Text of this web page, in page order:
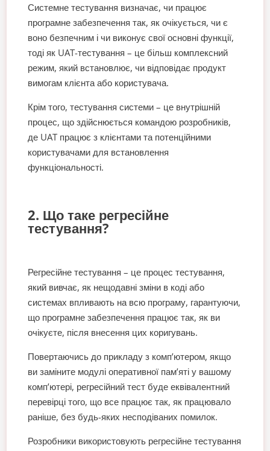
Системне тестування визначає, чи працює
програмне забезпечення так, як очікується, чи є
воно безпечним і чи виконує свої основні функції,
тоді як UAT-тестування – це більш комплексний
режим, який встановлює, чи відповідає продукт
вимогам клієнта або користувача.
Крім того, тестування системи – це внутрішній
процес, що здійснюється командою розробників,
де UAT працює з клієнтами та потенційними
користувачами для встановлення
функціональності.
2. Що таке регресійне
тестування?
Регресійне тестування – це процес тестування,
який вивчає, як нещодавні зміни в коді або
системах впливають на всю програму, гарантуючи,
що програмне забезпечення працює так, як ви
очікуєте, після внесення цих коригувань.
Повертаючись до прикладу з комп’ютером, якщо
ви заміните модулі оперативної пам’яті у вашому
комп’ютері, регресійний тест буде еквівалентний
перевірці того, що все працює так, як працювало
раніше, без будь-яких несподіваних помилок.
Розробники використовують регресійне тестування